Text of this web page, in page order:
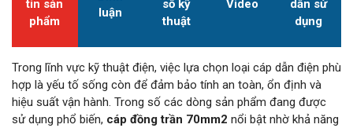
tin sản
phẩm
luận
số kỹ
thuật
Video
dẫn sử
dụng
Trong lĩnh vực kỹ thuật điện, việc lựa chọn loại cáp dẫn điện phù
hợp là yếu tố sống còn để đảm bảo tính an toàn, ổn định và
hiệu suất vận hành. Trong số các dòng sản phẩm đang được
sử dụng phổ biến, cáp đồng trần 70mm2 nổi bật nhờ khả năng